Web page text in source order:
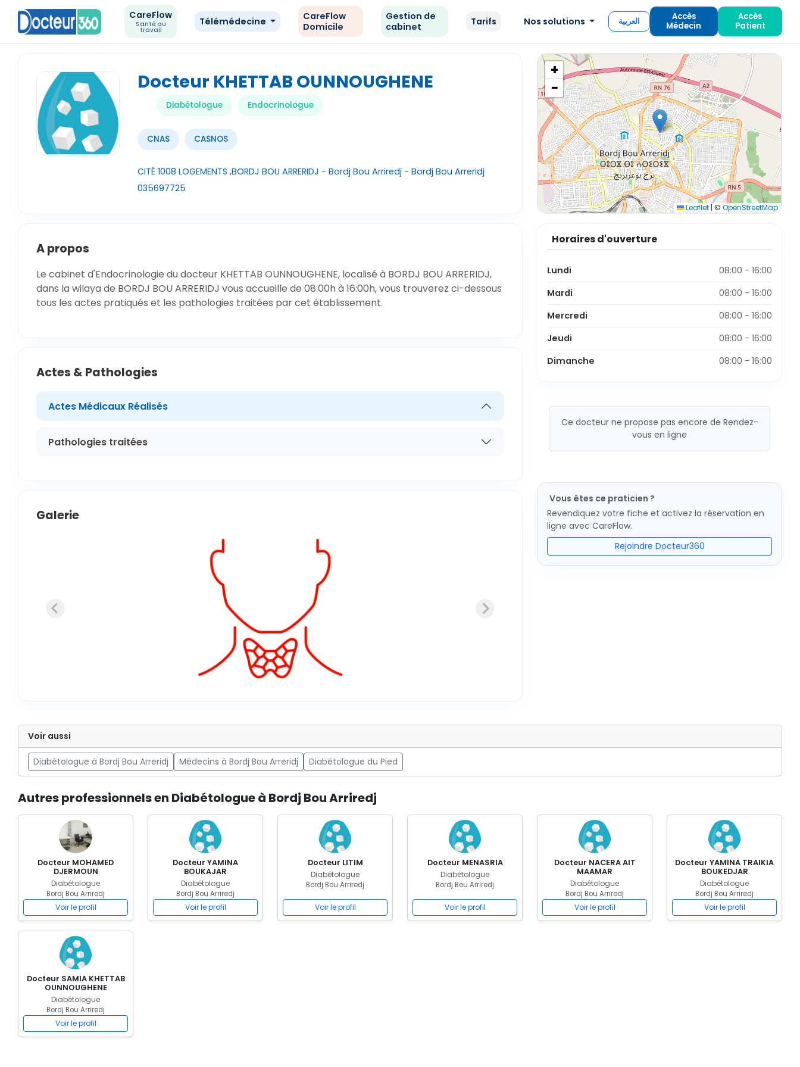
CareFlow
Santé au
travail
Télémédecine
CareFlow
Domicile
Gestion de
cabinet
Tarifs Nos solutions العربية
Accès
Médecin
Accès
Patient
Docteur KHETTAB OUNNOUGHENE
Diabétologue Endocrinologue
CNAS CASNOS
CITÉ 1008 LOGEMENTS ,BORDJ BOU ARRERIDJ - Bordj Bou Arriredj - Bordj Bou Arreridj
035697725
+
−
Leaflet | © OpenStreetMap
A propos
Le cabinet d'Endocrinologie du docteur KHETTAB OUNNOUGHENE, localisé à BORDJ BOU ARRERIDJ,
dans la wilaya de BORDJ BOU ARRERIDJ vous accueille de 08:00h à 16:00h, vous trouverez ci-dessous
tous les actes pratiqués et les pathologies traitées par cet établissement.
Actes & Pathologies
Actes Médicaux Réalisés
Pathologies traitées
Galerie
Horaires d'ouverture
Lundi
08:00 - 16:00
Mardi
08:00 - 16:00
Mercredi
08:00 - 16:00
Jeudi
08:00 - 16:00
Dimanche
08:00 - 16:00
Ce docteur ne propose pas encore de Rendez-
vous en ligne
Vous êtes ce praticien ?
Revendiquez votre fiche et activez la réservation en
ligne avec CareFlow.
Rejoindre Docteur360
Voir aussi
Diabétologue à Bordj Bou Arreridj Médecins à Bordj Bou Arreridj Diabétologue du Pied
Autres professionnels en Diabétologue à Bordj Bou Arriredj
Docteur MOHAMED
DJERMOUN
Diabétologue
Bordj Bou Arriredj
Voir le profil
Docteur YAMINA
BOUKAJAR
Diabétologue
Bordj Bou Arriredj
Voir le profil
Docteur LITIM
Diabétologue
Bordj Bou Arriredj
Voir le profil
Docteur MENASRIA
Diabétologue
Bordj Bou Arriredj
Voir le profil
Docteur NACERA AIT
MAAMAR
Diabétologue
Bordj Bou Arriredj
Voir le profil
Docteur YAMINA TRAIKIA
BOUKEDJAR
Diabétologue
Bordj Bou Arriredj
Voir le profil
Docteur SAMIA KHETTAB
OUNNOUGHENE
Diabétologue
Bordj Bou Arriredj
Voir le profil